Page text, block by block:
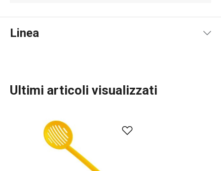
Linea
Preparazione degli alimenti
Ultimi articoli visualizzati